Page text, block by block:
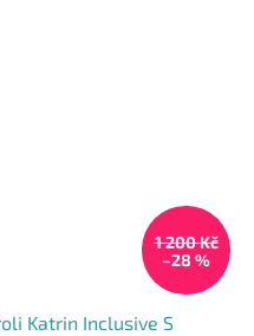
1 200 Kč
–28 %
Katrin Inclusive S